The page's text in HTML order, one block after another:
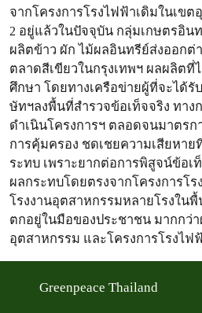
จากโครงการโรงไฟฟ้าเดิมในเขต
2 อยู่แล้วในปัจจุบัน กลุ่มเกษตรอิน
ผลิตข้าว ผัก ไม้ผลอินทรีย์ส่งออกต่
ตลาดสีเขียวในกรุงเทพฯ ผลผลิต
ศึกษา โดยทางเครือข่ายผู้ที่จะได้รั
ษัทฯลงพื้นที่สำรวจข้อเท็จจริง ทาง
ดำเนินโครงการฯ ตลอดจนมาตร
การคุ้มครอง ชดเชยความเสียหา
ระทบ เพราะยากต่อการพิสูจน์ข้อเ
ผลกระทบโดยตรงจากโครงการโร
โรงงานอุตสาหกรรมหลายโรงใน
ตกอยู่ในมือของประชาชน มากกว่า
อุตสาหกรรม และโครงการโรงไฟ
Greenpeace Thailand